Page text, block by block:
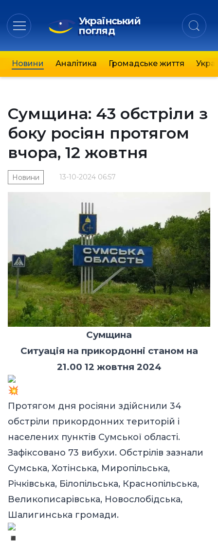
Український
погляд
Новини Аналітика Громадське життя
Сумщина: 43 обстріли з
боку росіян протягом
вчора, 12 жовтня
13-10-2024 06:57
Новини
Сумщина
Ситуація на прикордонні станом на
21.00 12 жовтня 2024
Протягом дня росіяни здійснили 34
обстріли прикордонних територій і
населених пунктів Сумської області.
Зафіксовано 73 вибухи. Обстрілів зазнали
Сумська, Хотінська, Миропільська,
Річківська, Білопільська, Краснопільська,
Великописарівська, Новослобідська,
Шалигинська громади.